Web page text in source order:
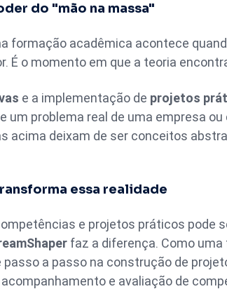
do "mão na massa"
formação acadêmica acontece
É o momento em que a teoria
e a implementação de projetos
um problema real de uma empresa
acima deixam de ser conceitos
essa realidade
e projetos práticos pode
faz a diferença. Como
a passo na construção de
e avaliação de